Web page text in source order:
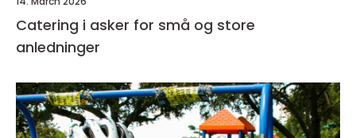
Catering i asker for små og store
anledninger